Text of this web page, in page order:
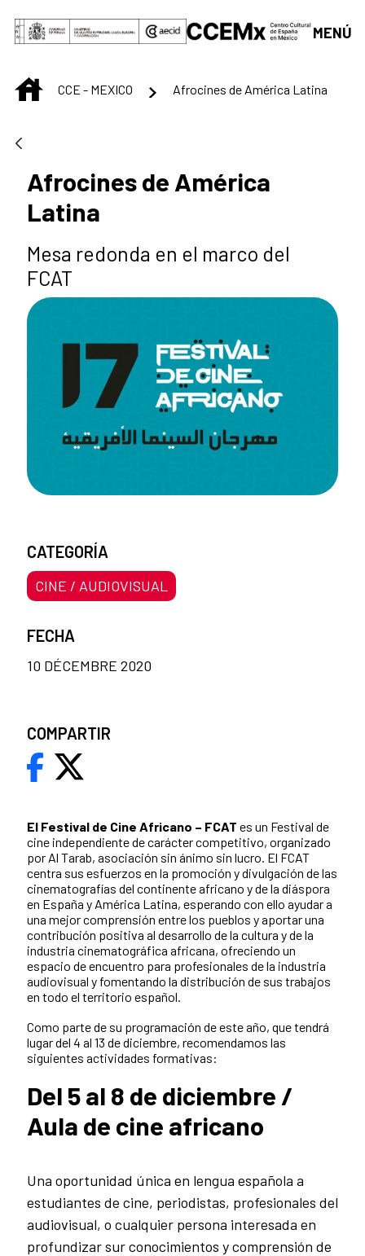
Saut au contenu principal
MENÚ
INICIOCCE - MEXICO Afrocines de América Latina
Afrocines de América
Latina
Mesa redonda en el marco del
FCAT
El Festival de Cine Africano – FCAT es un Festival de
cine independiente de carácter competitivo, organizado
por Al Tarab, asociación sin ánimo sin lucro. El FCAT
centra sus esfuerzos en la promoción y divulgación de las
cinematografías del continente africano y de la diáspora
en España y América Latina, esperando con ello ayudar a
una mejor comprensión entre los pueblos y aportar una
contribución positiva al desarrollo de la cultura y de la
industria cinematográfica africana, ofreciendo un
espacio de encuentro para profesionales de la industria
audiovisual y fomentando la distribución de sus trabajos
en todo el territorio español.
Como parte de su programación de este año, que tendrá
lugar del 4 al 13 de diciembre, recomendamos las
siguientes actividades formativas:
Del 5 al 8 de diciembre /
Aula de cine africano
Una oportunidad única en lengua española a
estudiantes de cine, periodistas, profesionales del
audiovisual, o cualquier persona interesada en
profundizar sur conocimientos y comprensión de
CATEGORÍA
CINE / AUDIOVISUAL
FECHA
10 DÉCEMBRE 2020
COMPARTIR